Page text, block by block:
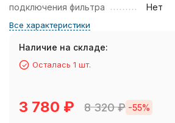
подключения фильтра
Нет
Все характеристики
Наличие на складе:
Осталась 1 шт.
3 780 ₽ 8 320₽ -55%